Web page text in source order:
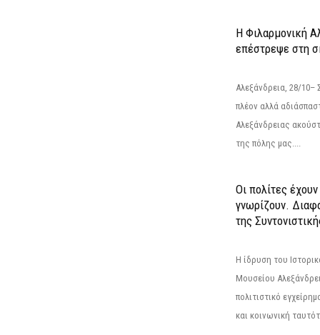
Η Φιλαρμονική
επέστρεψε στη
Αλεξάνδρεια, 28/
πλέον αλλά
Αλεξάνδρειας
της πόλης μας....
Οι πολίτες
γνωρίζουν.
της
Η ίδρυση του
Μουσείου
πολιτιστικό
και κοινωνική